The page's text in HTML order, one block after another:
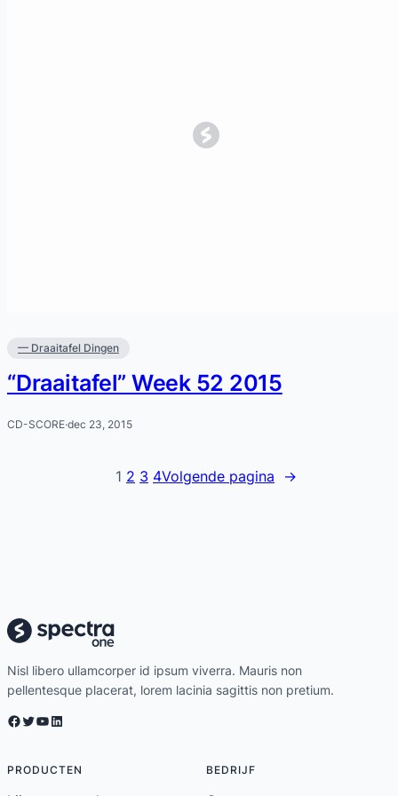
— Draaitafel Dingen
“Draaitafel” Week 52 2015
CD-SCORE·dec 23, 2015
1 2 3 4Volgende pagina →
Nisl libero ullamcorper id ipsum viverra. Mauris non
pellentesque placerat, lorem lacinia sagittis non pretium.
Facebook Twitter YouTube LinkedIn
PRODUCTEN BEDRIJF